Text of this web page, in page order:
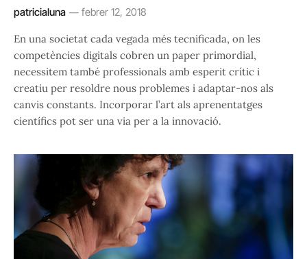
patricialuna febrer 12, 2018
En una societat cada vegada més tecnificada, on les
competències digitals cobren un paper primordial,
necessitem també professionals amb esperit crític i
creatiu per resoldre nous problemes i adaptar-nos als
canvis constants. Incorporar l’art als aprenentatges
científics pot ser una via per a la innovació.